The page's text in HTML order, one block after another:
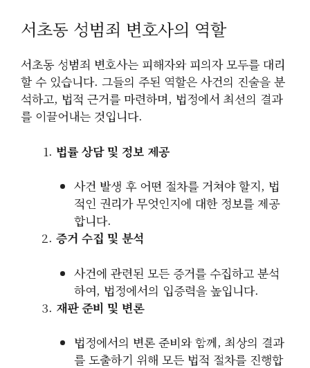
서초동 성범죄 변호사의 역할
서초동 성범죄 변호사는 피해자와 피의자 모두를 대리
할 수 있습니다. 그들의 주된 역할은 사건의 진술을 분
석하고, 법적 근거를 마련하며, 법정에서 최선의 결과
를 이끌어내는 것입니다.
법률 상담 및 정보 제공
사건 발생 후 어떤 절차를 거쳐야 할지, 법
적인 권리가 무엇인지에 대한 정보를 제공
합니다.
증거 수집 및 분석
사건에 관련된 모든 증거를 수집하고 분석
하여, 법정에서의 입증력을 높입니다.
재판 준비 및 변론
법정에서의 변론 준비와 함께, 최상의 결과
를 도출하기 위해 모든 법적 절차를 진행합